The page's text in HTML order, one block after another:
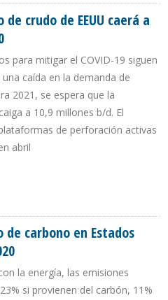
crudo de EEUU caerá a
para mitigar el COVID-19 siguen
caída en la demanda de
2021, se espera que la
a 10,9 millones b/d. El
de perforación activas
abril
de carbono en Estados
la energía, las emisiones
si provienen del carbón, 11%